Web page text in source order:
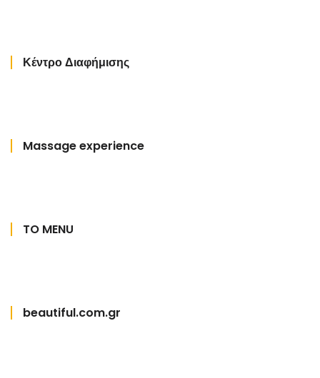
Κέντρο Διαφήμισης
Massage experience
TO MENU
beautiful.com.gr